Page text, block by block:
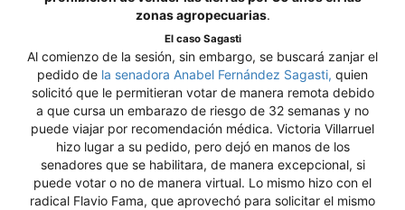
zonas agropecuarias.
El caso Sagasti
Al comienzo de la sesión, sin embargo, se buscará zanjar el
pedido de la senadora Anabel Fernández Sagasti, quien
solicitó que le permitieran votar de manera remota debido
a que cursa un embarazo de riesgo de 32 semanas y no
puede viajar por recomendación médica. Victoria Villarruel
hizo lugar a su pedido, pero dejó en manos de los
senadores que se habilitara, de manera excepcional, si
puede votar o no de manera virtual. Lo mismo hizo con el
radical Flavio Fama, que aprovechó para solicitar el mismo